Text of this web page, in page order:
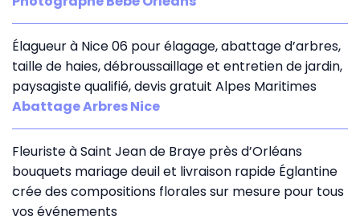
Élagueur à Nice 06 pour élagage, abattage d’arbres,
taille de haies, débroussaillage et entretien de jardin,
paysagiste qualifié, devis gratuit Alpes Maritimes
Abattage Arbres Nice
Fleuriste à Saint Jean de Braye près d’Orléans
bouquets mariage deuil et livraison rapide Églantine
crée des compositions florales sur mesure pour tous
vos événements